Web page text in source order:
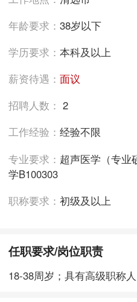
年龄要求：38岁以下
学历要求：本科及以上
薪资待遇：面议
招聘人数：2
工作经验：经验不限
专业要求： 超声医学（专业
学B100303
职称要求：初级及以上
任职要求/岗位职责
18-38周岁；具有高级职称